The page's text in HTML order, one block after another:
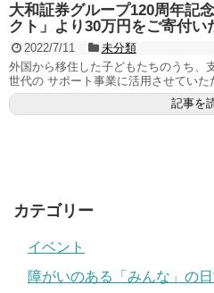
大和証券グループ120周年記
クト」より30万円をご寄付い
2022/7/11
未分類
外国から移住した子どもたちのうち、
世代の サポート事業に活用させていた
記事を
カテゴリー
イベント
障がいのある「みんな」の